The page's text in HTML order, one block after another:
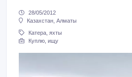
28/05/2012
Казахстан, Алматы
Катера, яхты
Куплю, ищу